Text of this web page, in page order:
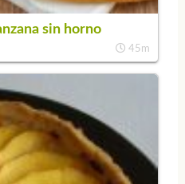
sin horno
45m